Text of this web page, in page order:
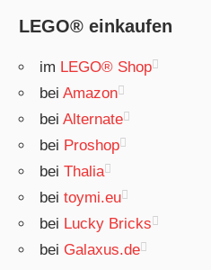
LEGO® einkaufen
im LEGO® Shop
beiAmazon
beiAlternate
bei Proshop
beiThalia
beitoymi.eu
bei Lucky Bricks
bei Galaxus.de